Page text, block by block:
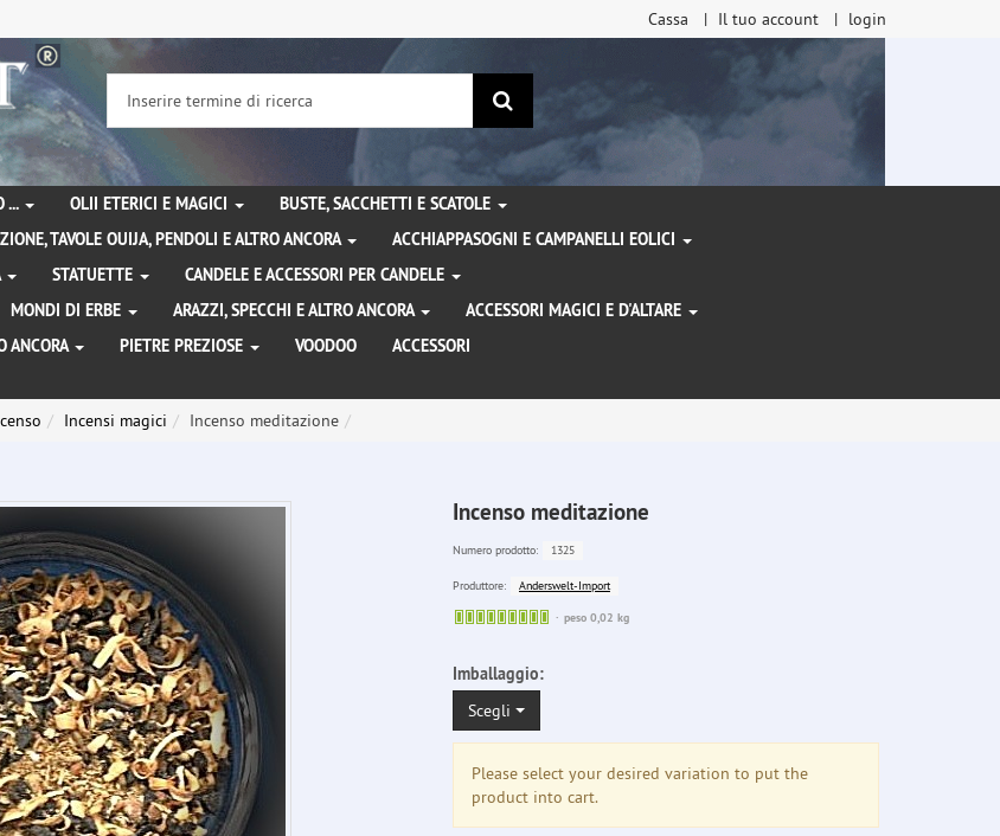
Cassa Il tuo account login
ricerca
... OLII ETERICI E MAGICI
BUSTE, SACCHETTI E SCATOLE
TAVOLE OUIJA, PENDOLI E ALTRO ANCORA
ACCHIAPPASOGNI E CAMPANELLI EOLICI
STATUETTE
CANDELE E ACCESSORI PER CANDELE
MONDI DI ERBE ARAZZI, SPECCHI E ALTRO ANCORA
ACCESSORI MAGICI E D'ALTARE
ANCORA PIETRE PREZIOSE VOODOO
ACCESSORI
Incensi magici Incenso meditazione
Incenso meditazione
Numero prodotto: 1325
Produttore:
Anderswelt-Import
Sofort
peso 0,02 kg
Imballaggio:
Scegli
Please select your desired variation to put the
product into cart.